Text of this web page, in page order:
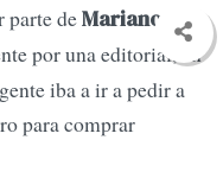
deMariano
por una editorial, en
iba a ir a pedir a
para comprar